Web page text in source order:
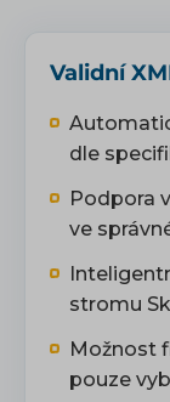
Validní
dle
Podpora
ve
stromu
Možnost
pouze